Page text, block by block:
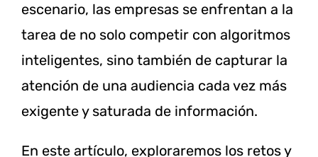
escenario, las empresas se enfrentan a la
tarea de no solo competir con algoritmos
inteligentes, sino también de capturar la
atención de una audiencia cada vez más
exigente y saturada de información.
En este artículo, exploraremos los retos y